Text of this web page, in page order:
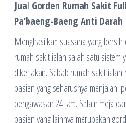
Jual Gorden Rumah Sakit
Pa’baeng-Baeng Anti Darah
Menghasilkan suasana yang bersih
rumah sakit ialah salah satu sistem
dikerjakan. Sebab rumah sakit ialah
pasien yang seharusnya menjalani
pengawasan 24 jam. Selain meja
pasien yang lainnya merupakan